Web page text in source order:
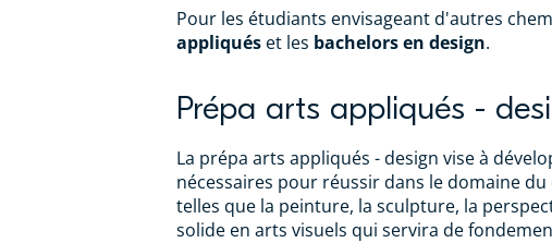
Pour les étudiants envisageant d'autres
appliqués et les bachelors en design.
Prépa arts appliqués -
La prépa arts appliqués - design vise à
nécessaires pour réussir dans le domaine
telles que la peinture, la sculpture, la
solide en arts visuels qui servira de